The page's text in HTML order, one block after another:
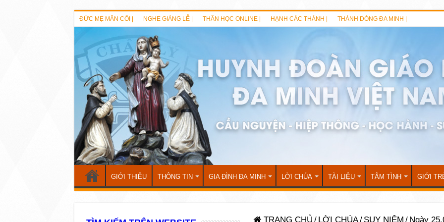
ĐỨC MẸ MÂN CÔI | NGHE GIẢNG LỄ | THẦN HỌC ONLINE | HẠNH CÁC THÁNH | THÁNH DÒNG ĐA MINH |
GIỚI THIỆU THÔNG TIN GIA ĐÌNH ĐA MINH LỜI CHÚA TÀI LIỆU TÂM TÌNH GIỚI
TRANG CHỦ / LỜI CHÚA/ SUY NIỆM / Ngày